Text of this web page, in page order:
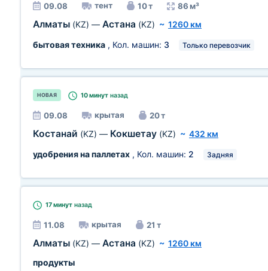
09.08 тент 10 т 86 м³
Алматы (KZ) — Астана (KZ) ~ 1260 км
бытовая техника , Кол. машин: 3 Только перевозчик
НОВАЯ 10 минут назад
09.08 крытая 20 т
Костанай (KZ) — Кокшетау (KZ) ~ 432 км
удобрения на паллетах , Кол. машин: 2 Задняя
17 минут назад
11.08 крытая 21 т
Алматы (KZ) — Астана (KZ) ~ 1260 км
продукты